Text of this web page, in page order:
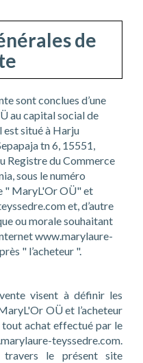
de
sont conclues d’une
au capital social de
est situé à Harju
tn 6, 15551,
Registre du Commerce
sous le numéro
" MaryL'Or OÜ" et
et, d’autre
ou morale souhaitant
www.marylaure-
" l’acheteur ".
visent à définir les
OÜ et l’acheteur
achat effectué par le
teyssedre.com.
travers le présent site